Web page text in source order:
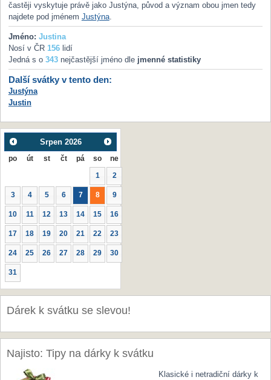
častěji vyskytuje právě jako Justýna, původ a význam obou jmen tedy
najdete pod jménem Justýna.
Jméno: Justina
Nosí v ČR 156lidí
Jedná s o 343nejčastější jméno dle jmenné statistiky
Další svátky v tento den:
Justýna
Justin
Srpen 2026
po út st čt pá so ne
1 2
3 4 5 6 7 8 9
10 11 12 13 14 15 16
17 18 19 20 21 22 23
24 25 26 27 28 29 30
31
Dárek k svátku se slevou!
Najisto: Tipy na dárky k svátku
Klasické i netradiční dárky k